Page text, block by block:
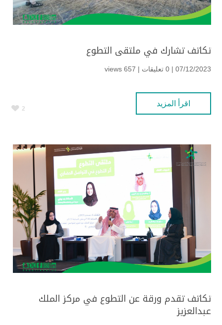
تكاتف تشارك في ملتقى التطوع
07/12/2023 | 0 تعليقات | 657 views
اقرأ المزيد
2
تكاتف تقدم ورقة عن التطوع في مركز الملك
عبدالعزيز